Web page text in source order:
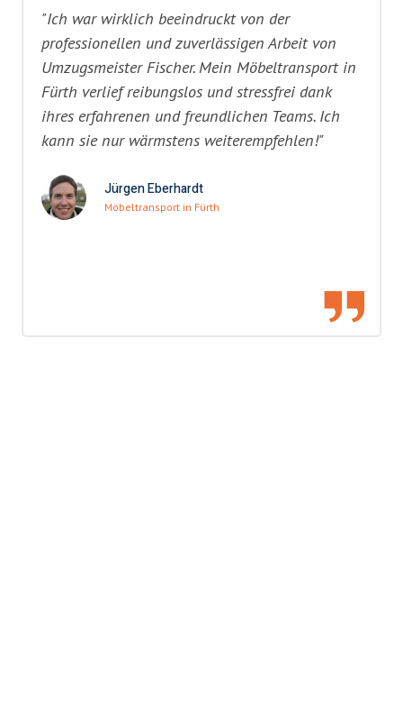
"Ich war wirklich beeindruckt von der
professionellen und zuverlässigen Arbeit von
Umzugsmeister Fischer. Mein Möbeltransport in
Fürth verlief reibungslos und stressfrei dank
ihres erfahrenen und freundlichen Teams. Ich
kann sie nur wärmstens weiterempfehlen!"
Jürgen Eberhardt
Möbeltransport in Fürth